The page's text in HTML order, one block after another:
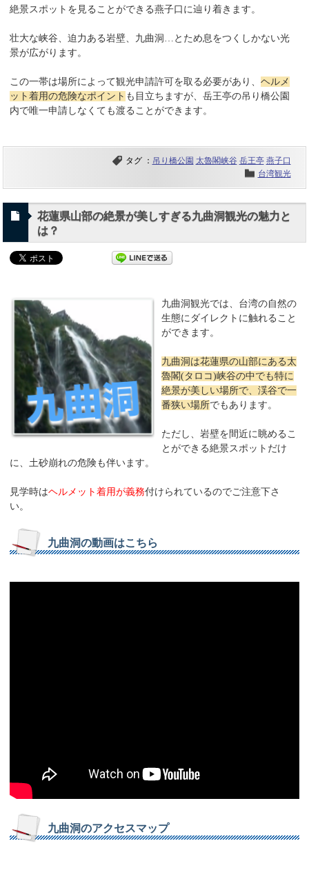
絶景スポットを見ることができる燕子口に辿り着きます。
壮大な峡谷、迫力ある岩壁、九曲洞…とため息をつくしかない光
景が広がります。
この一帯は場所によって観光申請許可を取る必要があり、ヘルメ
ット着用の危険なポイント も目立ちますが、岳王亭の吊り橋公園
内で唯一申請しなくても渡ることができます。
タグ ： 吊り橋公園 太魯閣峡谷 岳王亭 燕子口
台湾観光
花蓮県山部の絶景が美しすぎる九曲洞観光の魅力と
は？
九曲洞観光では、台湾の自然の
生態にダイレクトに触れること
ができます。
九曲洞は花蓮県の山部にある太
魯閣(タロコ)峡谷の中でも特に
絶景が美しい場所で、渓谷で一
番狭い場所でもあります。
ただし、岩壁を間近に眺めるこ
とができる絶景スポットだけ
に、土砂崩れの危険も伴います。
見学時はヘルメット着用が義務付けられているのでご注意下さ
い。
九曲洞の動画はこちら
九曲洞のアクセスマップ